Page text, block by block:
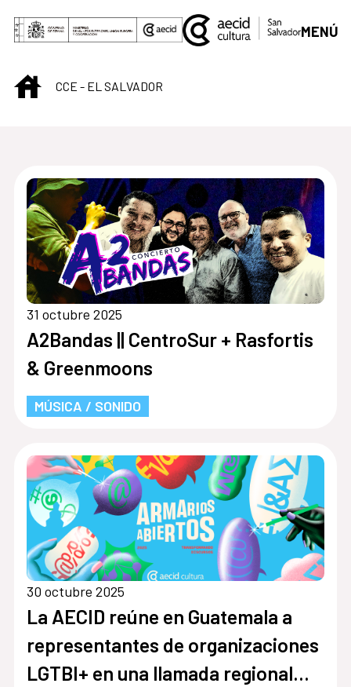
Saltar al contenido principal
MENÚ
INICIOCCE - EL SALVADOR
31 octubre 2025
A2Bandas || CentroSur + Rasfortis
& Greenmoons
MÚSICA / SONIDO
30 octubre 2025
La AECID reúne en Guatemala a
representantes de organizaciones
LGTBI+ en una llamada regional